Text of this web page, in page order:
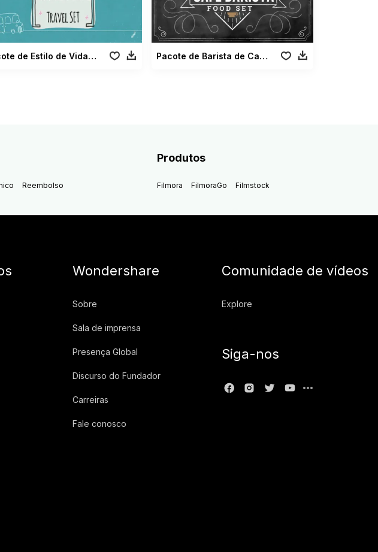
Pacote de Estilo de Vida em Viagens Pacote de Barista de Café
Reembolso
Produtos
Filmora FilmoraGo Filmstock
Wondershare
Sobre
Sala de imprensa
Presença Global
Discurso do Fundador
Carreiras
Fale conosco
Comunidade de vídeos
Explore
Siga-nos